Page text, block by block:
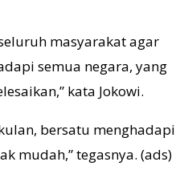
masyarakat agar
semua negara, yang
kata Jokowi.
bersatu menghadapi
mudah,” tegasnya. (ads)